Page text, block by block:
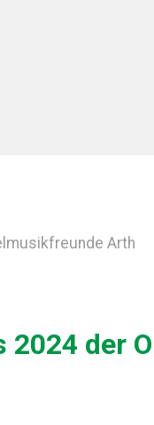
Arth
der